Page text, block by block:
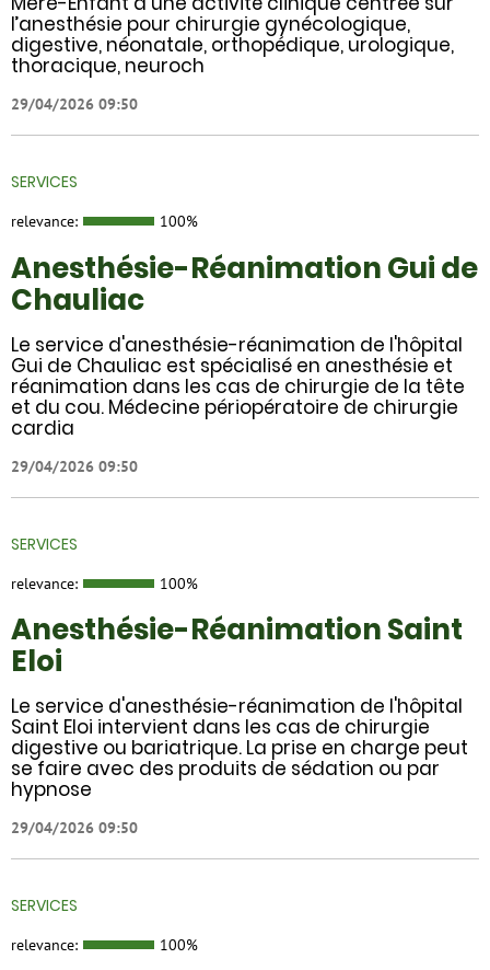
l’anesthésie pour chirurgie gynécologique,
digestive, néonatale, orthopédique, urologique,
thoracique, neuroch
29/04/2026 09:50
SERVICES
relevance: 100%
Anesthésie-Réanimation Gui de
Chauliac
Le service d'anesthésie-réanimation de l'hôpital
Gui de Chauliac est spécialisé en anesthésie et
réanimation dans les cas de chirurgie de la tête
et du cou. Médecine périopératoire de chirurgie
cardia
29/04/2026 09:50
SERVICES
relevance: 100%
Anesthésie-Réanimation Saint
Eloi
Le service d'anesthésie-réanimation de l'hôpital
Saint Eloi intervient dans les cas de chirurgie
digestive ou bariatrique. La prise en charge peut
se faire avec des produits de sédation ou par
hypnose
29/04/2026 09:50
SERVICES
relevance: 100%